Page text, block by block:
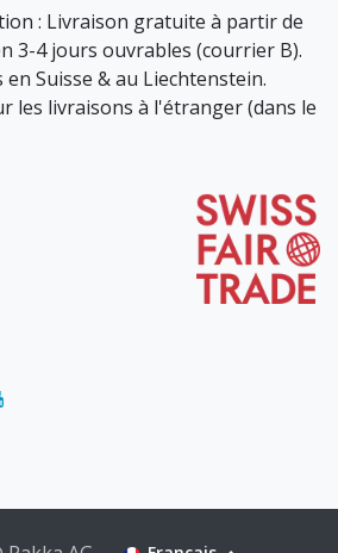
: Livraison gratuite à partir de
3-4 jours ouvrables (courrier B).
Suisse & au Liechtenstein.
les livraisons à l'étranger (dans le